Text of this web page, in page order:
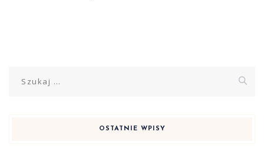
OSTATNIE WPISY